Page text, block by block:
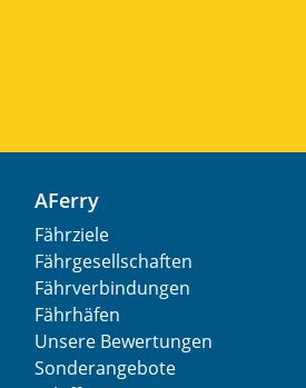
AFerry
Fährziele
Fährgesellschaften
Fährverbindungen
Fährhäfen
Unsere Bewertungen
Sonderangebote